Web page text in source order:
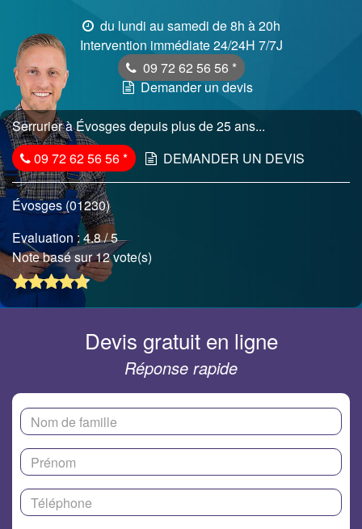
du lundi au samedi de 8h à 20h
Intervention immédiate 24/24H 7/7J
09 72 62 56 56 *
Demander un devis
Serrurier à Évosges depuis plus de 25 ans...
09 72 62 56 56* DEMANDER UN DEVIS
Évosges (01230)
Evaluation :4.8/ 5
Note basé sur 12 vote(s)
Devis gratuit en ligne
Réponse rapide